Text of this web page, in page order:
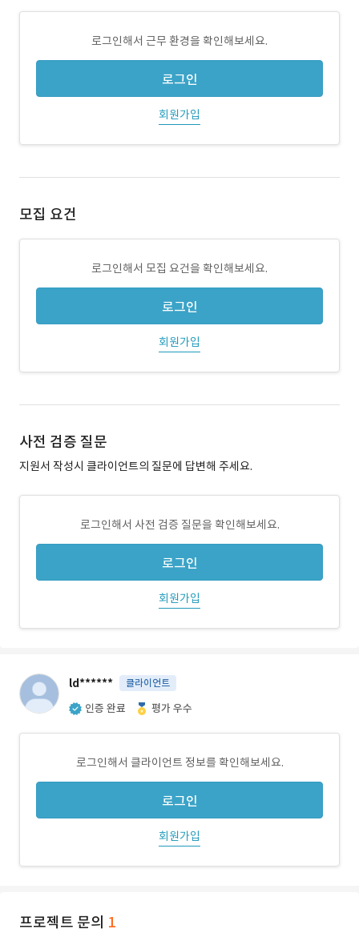
로그인해서 근무 환경을 확인해보세요.
로그인
회원가입
모집 요건
로그인해서 모집 요건을 확인해보세요.
로그인
회원가입
사전 검증 질문
지원서 작성시 클라이언트의 질문에 답변해 주세요.
로그인해서 사전 검증 질문을 확인해보세요.
로그인
회원가입
ld****** 클라이언트
인증 완료 평가 우수
로그인해서 클라이언트 정보를 확인해보세요.
로그인
회원가입
프로젝트 문의 1